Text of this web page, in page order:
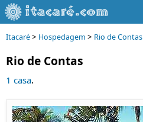
Itacaré> Hospedagem > Rio de Contas
Rio de Contas
1 casa.